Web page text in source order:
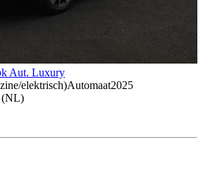
Aut. Luxury
elektrisch)Automaat2025
(NL)